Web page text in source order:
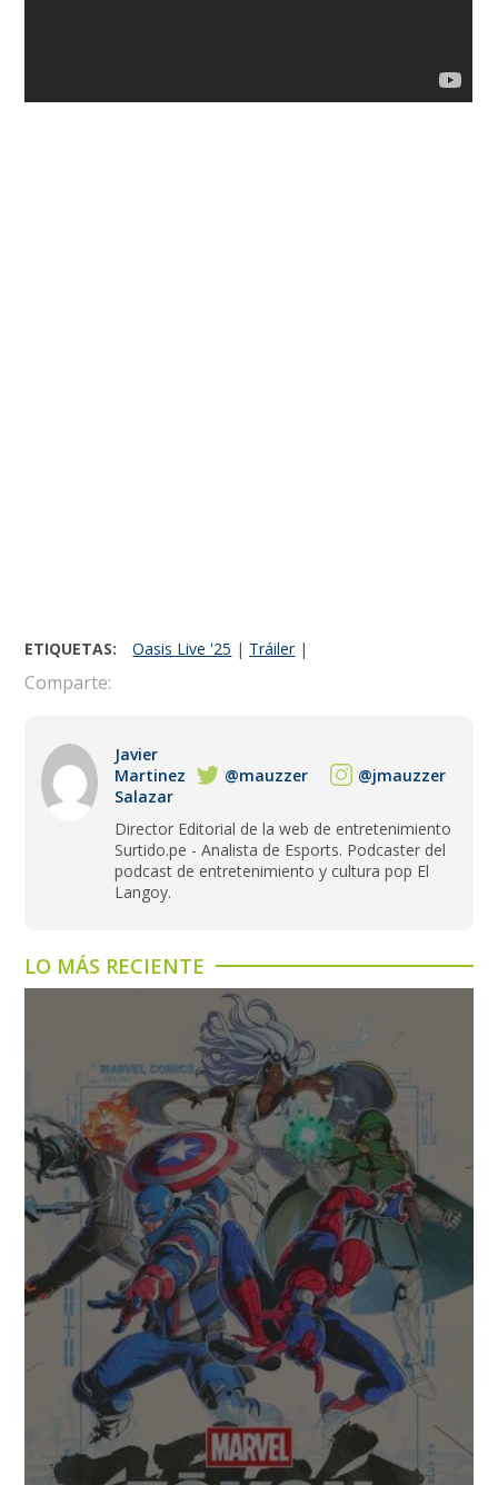
ETIQUETAS: Oasis Live '25 | Tráiler|
Comparte:
Javier
Martinez
Salazar
@mauzzer @jmauzzer
Director Editorial de la web de entretenimiento
Surtido.pe - Analista de Esports. Podcaster del
podcast de entretenimiento y cultura pop El
Langoy.
LO MÁS RECIENTE